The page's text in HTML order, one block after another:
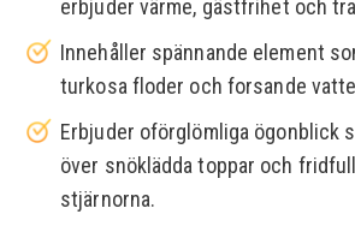
erbjuder värme, gästfrihet och
Innehåller spännande element
turkosa floder och forsande
Erbjuder oförglömliga ögonblick
över snöklädda toppar och
stjärnorna.